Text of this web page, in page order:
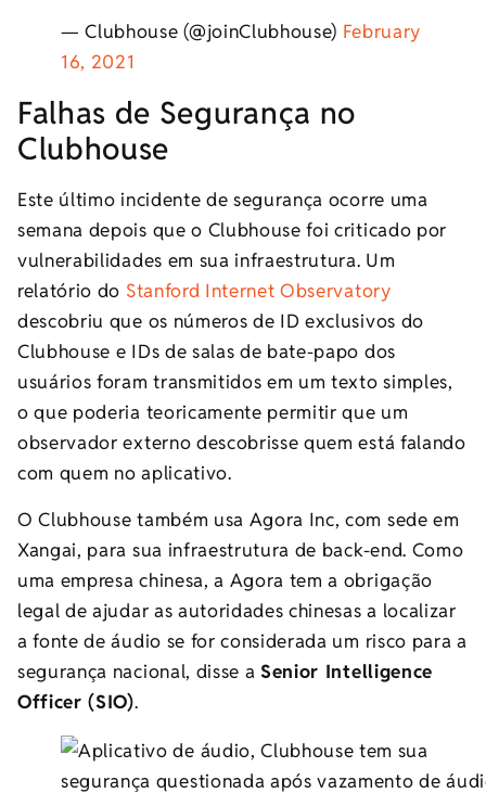
— Clubhouse (@joinClubhouse) February
16, 2021
Falhas de Segurança no
Clubhouse
Este último incidente de segurança ocorre uma
semana depois que o Clubhouse foi criticado por
vulnerabilidades em sua infraestrutura. Um
relatório do Stanford Internet Observatory
descobriu que os números de ID exclusivos do
Clubhouse e IDs de salas de bate-papo dos
usuários foram transmitidos em um texto simples,
o que poderia teoricamente permitir que um
observador externo descobrisse quem está falando
com quem no aplicativo.
O Clubhouse também usa Agora Inc, com sede em
Xangai, para sua infraestrutura de back-end. Como
uma empresa chinesa, a Agora tem a obrigação
legal de ajudar as autoridades chinesas a localizar
a fonte de áudio se for considerada um risco para a
segurança nacional, disse aSenior Intelligence
Officer (SIO).